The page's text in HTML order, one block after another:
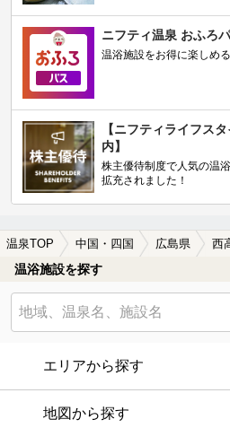
ニフティ温泉 おふろ
温浴施設をお得に楽しめ
【ニフティライフス
内】
株主優待制度で人気の温
拡充されました！
温泉TOP 中国・四国 広島県 西
温浴施設を探す
エリアから探す
地図から探す